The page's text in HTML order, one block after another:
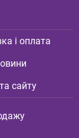
і оплата
сайту